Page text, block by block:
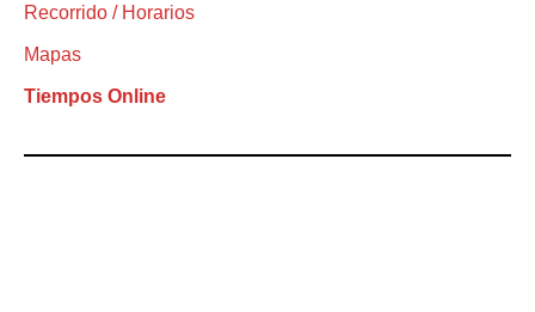
Recorrido / Horarios
Mapas
Tiempos Online